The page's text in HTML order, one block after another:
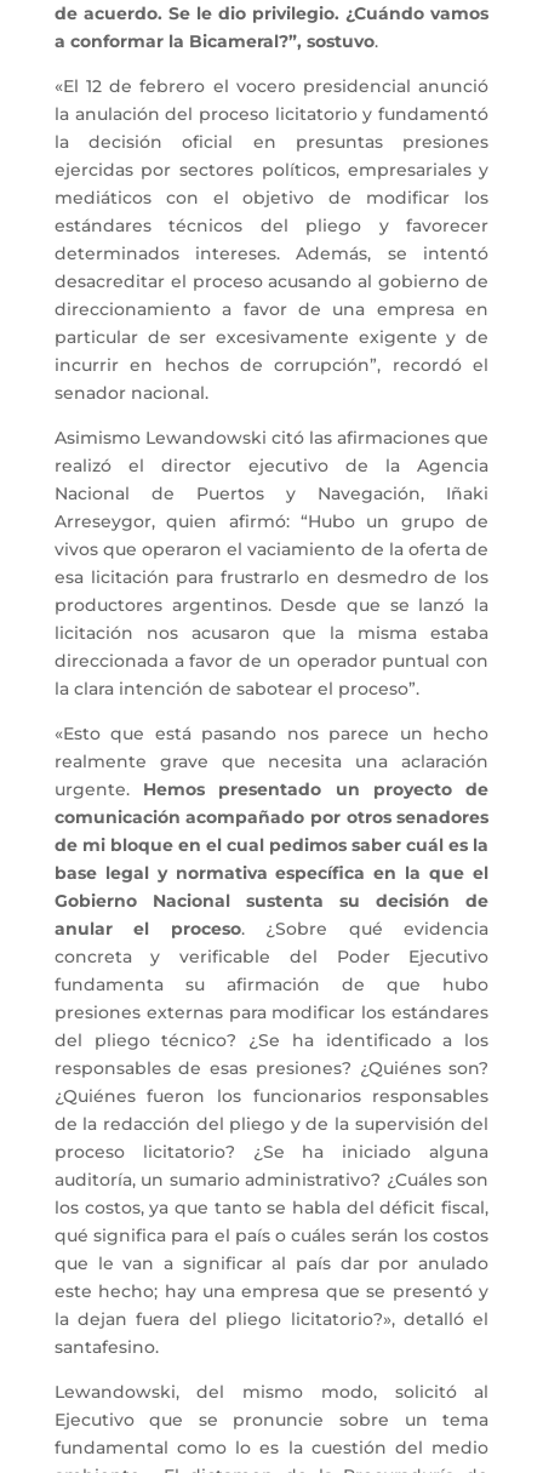
de acuerdo. Se le dio privilegio. ¿Cuándo vamos
a conformar la Bicameral?”, sostuvo.
«El 12 de febrero el vocero presidencial anunció
la anulación del proceso licitatorio y fundamentó
la decisión oficial en presuntas presiones
ejercidas por sectores políticos, empresariales y
mediáticos con el objetivo de modificar los
estándares técnicos del pliego y favorecer
determinados intereses. Además, se intentó
desacreditar el proceso acusando al gobierno de
direccionamiento a favor de una empresa en
particular de ser excesivamente exigente y de
incurrir en hechos de corrupción”, recordó el
senador nacional.
Asimismo Lewandowski citó las afirmaciones que
realizó el director ejecutivo de la Agencia
Nacional de Puertos y Navegación, Iñaki
Arreseygor, quien afirmó: “Hubo un grupo de
vivos que operaron el vaciamiento de la oferta de
esa licitación para frustrarlo en desmedro de los
productores argentinos. Desde que se lanzó la
licitación nos acusaron que la misma estaba
direccionada a favor de un operador puntual con
la clara intención de sabotear el proceso”.
«Esto que está pasando nos parece un hecho
realmente grave que necesita una aclaración
urgente. Hemos presentado un proyecto de
comunicación acompañado por otros senadores
de mi bloque en el cual pedimos saber cuál es la
base legal y normativa específica en la que el
Gobierno Nacional sustenta su decisión de
anular el proceso. ¿Sobre qué evidencia
concreta y verificable del Poder Ejecutivo
fundamenta su afirmación de que hubo
presiones externas para modificar los estándares
del pliego técnico? ¿Se ha identificado a los
responsables de esas presiones? ¿Quiénes son?
¿Quiénes fueron los funcionarios responsables
de la redacción del pliego y de la supervisión del
proceso licitatorio? ¿Se ha iniciado alguna
auditoría, un sumario administrativo? ¿Cuáles son
los costos, ya que tanto se habla del déficit fiscal,
qué significa para el país o cuáles serán los costos
que le van a significar al país dar por anulado
este hecho; hay una empresa que se presentó y
la dejan fuera del pliego licitatorio?», detalló el
santafesino.
Lewandowski, del mismo modo, solicitó al
Ejecutivo que se pronuncie sobre un tema
fundamental como lo es la cuestión del medio